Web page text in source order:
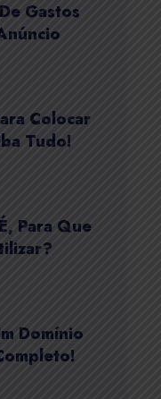
Gastos
Colocar
Tudo!
Para Que
Domínio